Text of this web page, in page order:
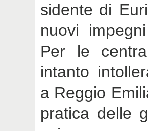
sidente di
nuovi
Per le
intanto
a Reggio
pratica delle